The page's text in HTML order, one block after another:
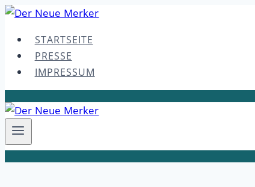
Skip
contentSTARTSEITE
PRESSE
IMPRESSUM